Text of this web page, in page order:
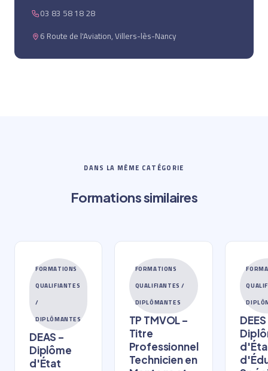
03 83 58 18 28
6 Route de l'Aviation, Villers-lès-Nancy
DANS LA MÊME CATÉGORIE
Formations similaires
FORMATIONS
QUALIFIANTES
/
DIPLÔMANTES
DEAS –
Diplôme
d'État
FORMATIONS
QUALIFIANTES /
DIPLÔMANTES
TP TMVOL –
Titre
Professionnel
Technicien en